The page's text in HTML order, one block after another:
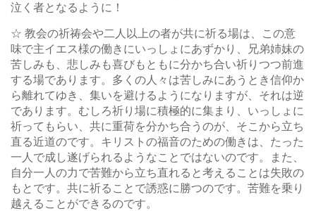
泣く者となるように！
☆ 教会の祈祷会や二人以上の者が共に祈る場は、この意
味で主イエス様の働きにいっしょにあずかり、兄弟姉妹の
苦しみも、悲しみも喜びもともに分かち合い祈りつつ前進
する場であります。多くの人々は苦しみにあうとき信仰か
ら離れてゆき、集いを避けるようになりますが、それは逆
であります。むしろ祈り場に積極的に集まり、いっしょに
祈ってもらい、共に重荷を分かち合うのが、そこから立ち
直る近道のです。キリストの福音のための働きは、たった
一人で成し遂げられるようなことではないのです。また、
自分一人の力で苦難から立ち直れると考えることは失敗の
もとです。共に祈ることで誘惑に勝つのです。苦難を乗り
越えることができるのです。